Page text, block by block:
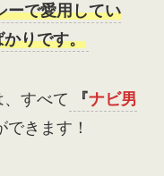
ーで愛用してい
りです。
すべて 『ナビ男
きます！